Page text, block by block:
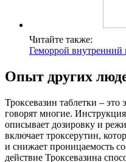
Читайте также:
Геморрой
Опыт других
Троксевазин таблетки –
говорят многие.
описывает дозировку и
включает троксерутин,
и снижает проницаемость
действие Троксевазина